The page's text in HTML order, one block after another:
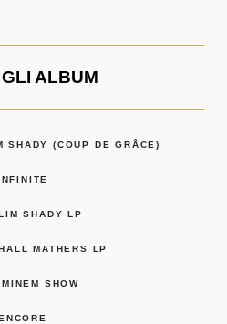
ALBUM
SHADY (COUP DE GRÂCE)
SHADY LP
MATHERS LP
SHOW